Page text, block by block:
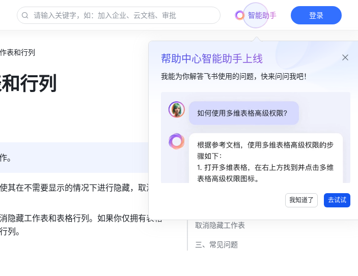
智能助手
帮助中心智能助手上线
我能为你解答飞书使用的问题，快来问问我吧！
我知道了 去试试
登录
表和行列
行列
。
在不需要显示的情况下进行隐藏，取消隐
隐藏工作表和表格行列。如果你仅拥有表格
列。
本篇目录
二、操作流程 ​
隐藏行和列 ​
取消隐藏工作表 ​
三、常见问题 ​